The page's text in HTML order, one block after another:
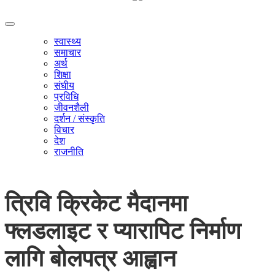
स्वास्थ्य
समाचार
अर्थ
शिक्षा
संघीय
प्रविधि
जीवनशैली
दर्शन / संस्कृति
विचार
देश
राजनीति
त्रिवि क्रिकेट मैदानमा
फ्लडलाइट र प्यारापिट निर्माण
लागि बोलपत्र आह्वान